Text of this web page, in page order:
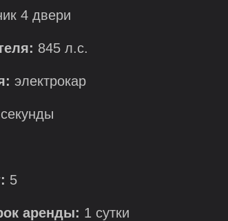
4 двери
845 л.с.
электрокар
5
аренды: 1 сутки